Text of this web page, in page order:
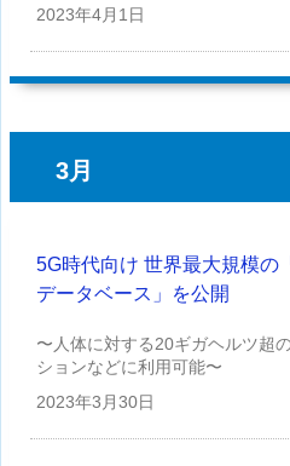
2023年4月1日
3月
5G時代向け 世界最大規模の
データベース」を公開
〜人体に対する20ギガヘルツ超
ションなどに利用可能〜
2023年3月30日